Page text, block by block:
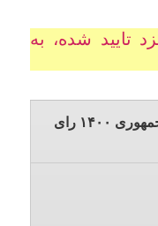
از بین این ۷ نامزد تایید شده، به
به کدام یک از نامزدهای ریاست جمهوری ۱۴۰۰ رای